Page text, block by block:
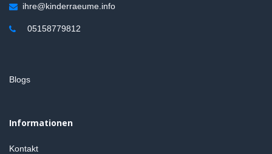
ihre@kinderraeume.info
05158779812
Blogs
Informationen
Kontakt